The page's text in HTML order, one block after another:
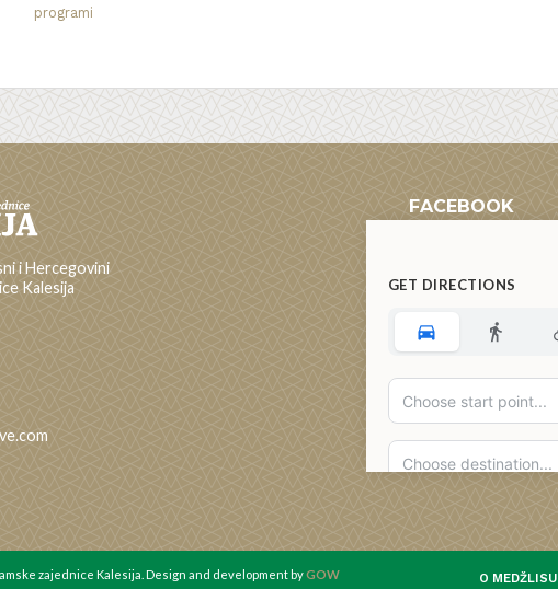
programi
i Hercegovini
Kalesija
FACEBOOK
GET DIRECTIONS
Add Waypoint
O MEDŽLISU
zajednice Kalesija. Design and development byGOW